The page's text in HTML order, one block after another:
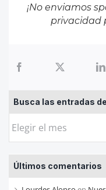
¡No enviamos
privacidad
Busca las entradas
Busca
entradas
de
cada
Últimos comentarios